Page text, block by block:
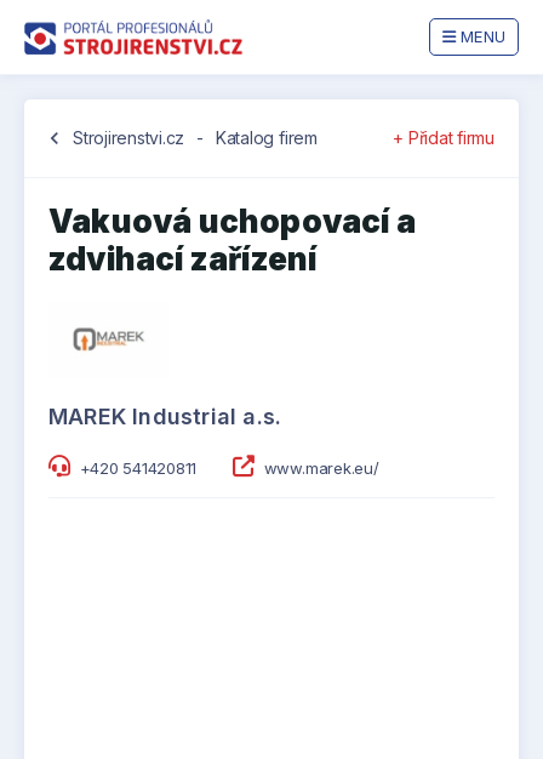
MENU
chevron_left Strojirenstvi.cz - Katalog firem + Přidat firmu
Vakuová uchopovací a
zdvihací zařízení
MAREK Industrial a.s.
+420 541420811 www.marek.eu/